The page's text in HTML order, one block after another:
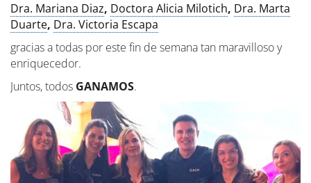
Dra. Mariana Diaz, Doctora Alicia Milotich, Dra. Marta
Duarte, Dra. Victoria Escapa
gracias a todas por este fin de semana tan maravilloso y
enriquecedor.
Juntos, todos GANAMOS.